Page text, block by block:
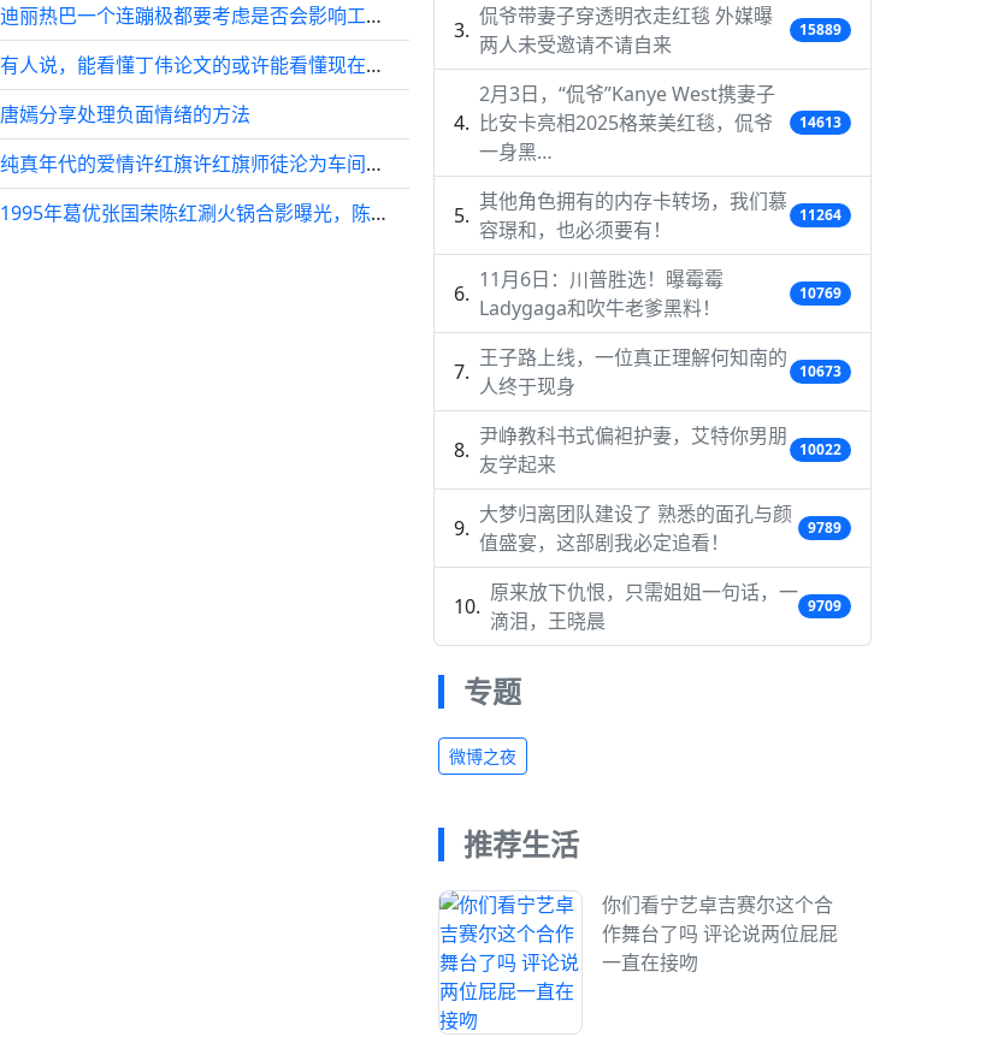
迪丽热巴一个连蹦极都要考虑是否会影响工作的人真的会因为贪图享受而转机吗
有人说，能看懂丁伟论文的或许能看懂现在的国际局势
唐嫣分享处理负面情绪的方法
纯真年代的爱情许红旗许红旗师徒沦为车间工人，方穆扬的父母罪名被除无恙归来
1995年葛优张国荣陈红涮火锅合影曝光，陈红光采照人葛优38岁秃顶
侃爷带妻子穿透明衣走红毯 外媒曝
两人未受邀请不请自来
15889
2月3日，“侃爷”Kanye West携妻子
比安卡亮相2025格莱美红毯，侃爷
一身黑…
14613
其他角色拥有的内存卡转场，我们慕
容璟和，也必须要有！
11264
11月6日：川普胜选！曝霉霉
Ladygaga和吹牛老爹黑料！
10769
王子路上线，一位真正理解何知南的
人终于现身
10673
尹峥教科书式偏袒护妻，艾特你男朋
友学起来
10022
大梦归离团队建设了 熟悉的面孔与颜
值盛宴，这部剧我必定追看！
9789
原来放下仇恨，只需姐姐一句话，一
滴泪，王晓晨
9709
专题
微博之夜
推荐生活
你们看宁艺卓吉赛尔这个合
作舞台了吗 评论说两位屁屁
一直在接吻